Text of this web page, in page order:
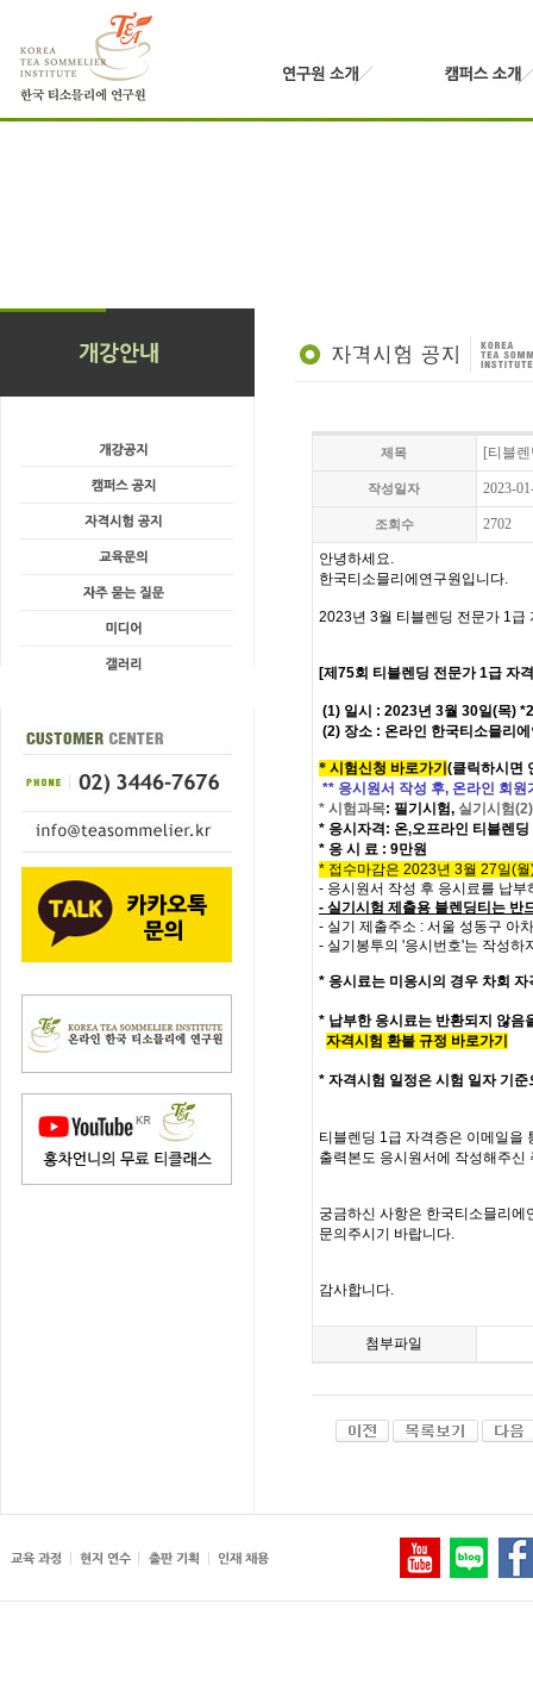
제목 [티블
작성일자 2023-
조회수 2702
안녕하세요.
한국티소믈리에연구원입니다.
2023년 3월 티블렌딩 전문가 1급
[제75회 티블렌딩 전문가1급 자
(1) 일시 : 2023년 3월 30일(목)
(2) 장소 : 온라인 한국티소믈리
* 시험신청 바로가기 (클릭하시면
** 응시원서 작성 후, 온라인 회
* 시험과목: 필기시험, 실기시험(2)
* 응시자격 : 온,오프라인 티블렌
* 응 시 료 : 9만원
* 접수마감은 2023년 3월 27일(
- 응시원서 작성 후 응시료를 납
- 실기시험 제출용 블렌딩티는 반
- 실기 제출주소 : 서울 성동구 아
- 실기봉투의 '응시번호'는 작성하
* 응시료는 미응시의 경우 차회
* 납부한 응시료는 반환되지 않
자격시험 환불 규정 바로가기
* 자격시험 일정은 시험 일자 기준
티블렌딩 1급 자격증은 이메일을
출력본도 응시원서에 작성해주신
궁금하신 사항은 한국티소믈리에
문의주시기 바랍니다.
감사합니다.
첨부파일